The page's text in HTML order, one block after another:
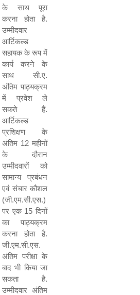
के साथ पूरा
करना होता है.
उम्मीदवार
आर्टिकल्ड
सहायक के रूप में
कार्य करने के
साथ सी.ए.
अंतिम पाठ्यक्रम
में प्रवेश ले
सकते हैं.
आर्टिकल्ड
प्रशिक्षण के
अंतिम 12 महीनों
के दौरान
उम्मीदवारों को
सामान्य प्रबंधन
एवं संचार कौशल
(जी.एम.सी.एस.)
पर एक 15 दिनों
का पाठ्यक्रम
करना होता है.
जी.एम.सी.एस.
अंतिम परीक्षा के
बाद भी किया जा
सकता है.
उम्मीदवार अंतिम